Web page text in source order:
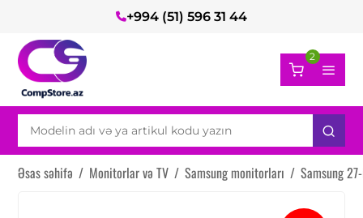
+994 (51) 596 31 44
2
Əsas səhifə / Monitorlar və TV / Samsung monitorları / Samsung